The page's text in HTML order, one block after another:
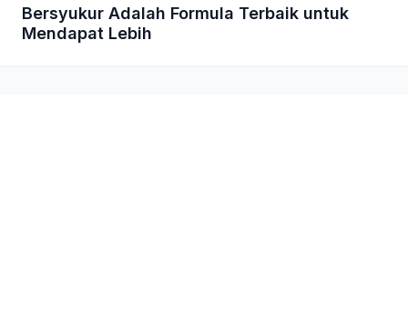
Bersyukur Adalah Formula Terbaik untuk
Mendapat Lebih